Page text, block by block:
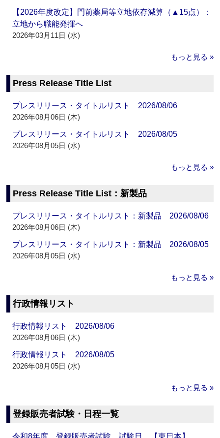
【2026年度改定】門前薬局等立地依存減算（▲15点）：
立地から職能発揮へ
2026年03月11日 (水)
もっと見る »
Press Release Title List
プレスリリース・タイトルリスト 2026/08/06
2026年08月06日 (木)
プレスリリース・タイトルリスト 2026/08/05
2026年08月05日 (水)
もっと見る »
Press Release Title List：新製品
プレスリリース・タイトルリスト：新製品 2026/08/06
2026年08月06日 (木)
プレスリリース・タイトルリスト：新製品 2026/08/05
2026年08月05日 (水)
もっと見る »
行政情報リスト
行政情報リスト 2026/08/06
2026年08月06日 (木)
行政情報リスト 2026/08/05
2026年08月05日 (水)
もっと見る »
登録販売者試験・日程一覧